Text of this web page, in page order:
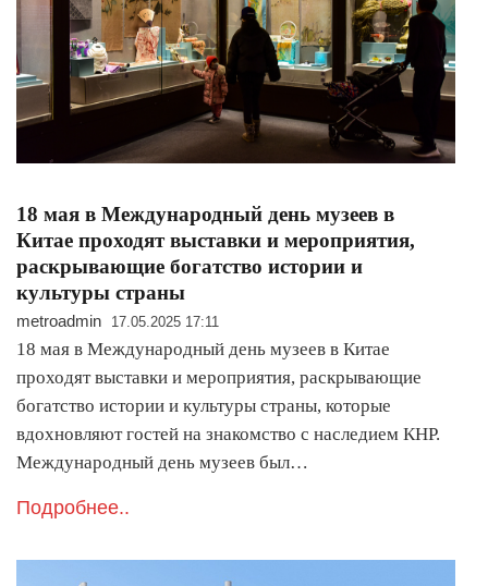
18 мая в Международный день музеев в
Китае проходят выставки и мероприятия,
раскрывающие богатство истории и
культуры страны
metroadmin 17.05.2025 17:11
18 мая в Международный день музеев в Китае
проходят выставки и мероприятия, раскрывающие
богатство истории и культуры страны, которые
вдохновляют гостей на знакомство с наследием КНР.
Международный день музеев был…
Подробнее..